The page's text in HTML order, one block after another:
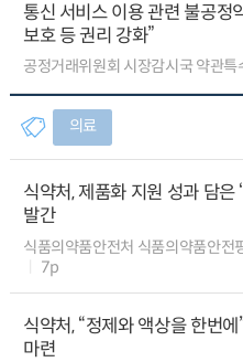
통신 서비스 이용 관련 불공정
보호 등 권리 강화”
공정거래위원회 시장감시국 약관특
의료
식약처, 제품화 지원 성과 담은
발간
식품의약품안전처 식품의약품안전
7p
식약처, “정제와 액상을 한번
마련